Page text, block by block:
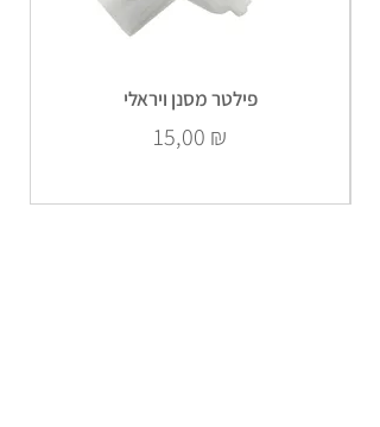
פילטר מסנן ויראלי
Prix
15,00 ₪